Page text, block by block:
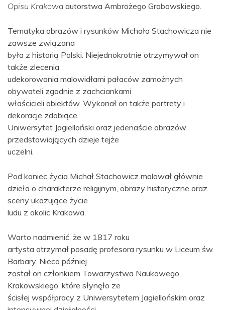
Opisu Krakowa autorstwa Ambrożego Grabowskiego.
Tematyka obrazów i rysunków Michała Stachowicza nie
zawsze związana
była z historią Polski. Niejednokrotnie otrzymywał on
także zlecenia
udekorowania malowidłami pałaców zamożnych
obywateli zgodnie z zachciankami
właścicieli obiektów. Wykonał on także portrety i
dekoracje zdobiące
Uniwersytet Jagielloński oraz jedenaście obrazów
przedstawiających dzieje tejże
uczelni.
Pod koniec życia Michał Stachowicz malował głównie
dzieła o charakterze religijnym, obrazy historyczne oraz
sceny ukazujące życie
ludu z okolic Krakowa.
Warto nadmienić, że w 1817 roku
artysta otrzymał posadę profesora rysunku w Liceum św.
Barbary. Nieco później
został on członkiem Towarzystwa Naukowego
Krakowskiego, które słynęło ze
ścisłej współpracy z Uniwersytetem Jagiellońskim oraz